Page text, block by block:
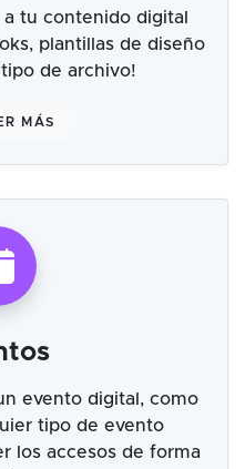
tu contenido digital
plantillas de diseño
de archivo!
MÁS
evento digital, como
tipo de evento
los accesos de forma